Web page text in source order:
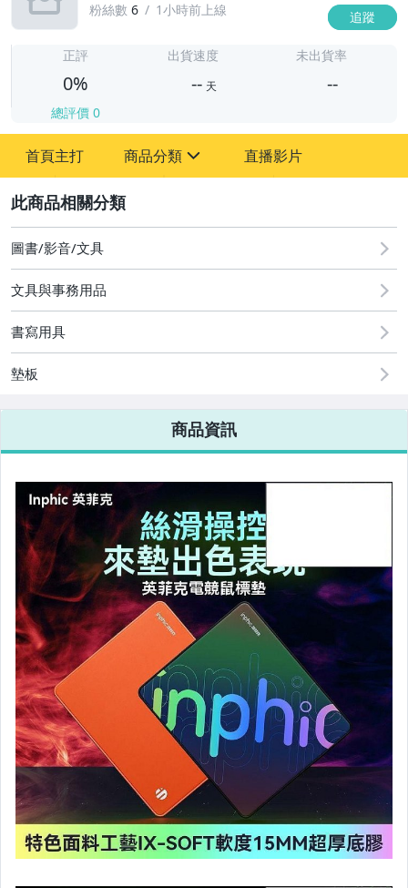
粉絲數 6 1小時前上線 追蹤
正評
0%
總評價 0
出貨速度
-- 天
未出貨率
--
首頁主打 商品分類
圖書/影音/文具
古董、藝術與礦石
手機、配件與通訊
美容保養與彩妝
電腦、平板與周邊
運動、戶外與休閒
嬰幼兒與孕婦
汽機車精品百貨
居家、家具與園藝
玩具、模型與公仔
男性精品與服飾
女裝與服飾配件
偶像、球員卡與郵幣
手錶與飾品配件
女包精品與女鞋
家電與影音視聽
直播影片
圖書/影音/文具
文具與事務用品
書寫用具
墊板
商品資訊